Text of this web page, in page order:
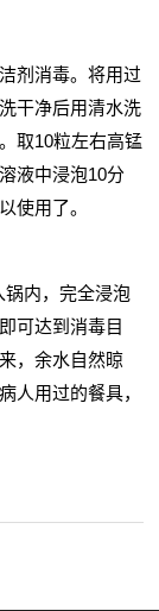
剂消毒。将用过
干净后用清水洗
取10粒左右高锰
液中浸泡10分
使用了。
内，完全浸泡
可达到消毒目
，余水自然晾
人用过的餐具，